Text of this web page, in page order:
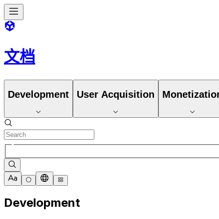
文档
Development User Acquisition
Development